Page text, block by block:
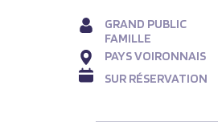
GRAND PUBLIC
FAMILLE
PAYS VOIRONNAIS
SUR RÉSERVATION